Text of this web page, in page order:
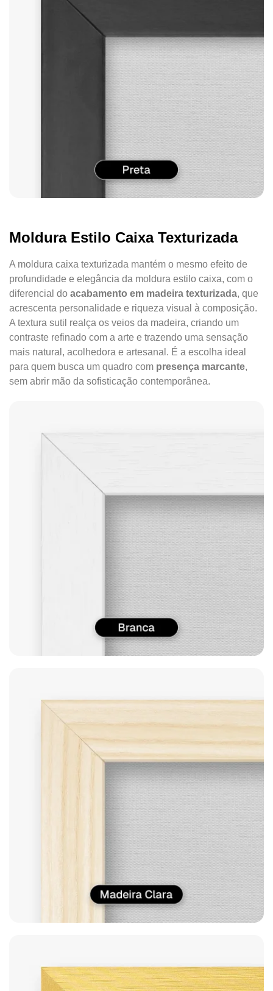
Moldura Estilo Caixa Texturizada
A moldura caixa texturizada mantém o mesmo efeito de
profundidade e elegância da moldura estilo caixa, com o
diferencial do acabamento em madeira texturizada, que
acrescenta personalidade e riqueza visual à composição.
A textura sutil realça os veios da madeira, criando um
contraste refinado com a arte e trazendo uma sensação
mais natural, acolhedora e artesanal. É a escolha ideal
para quem busca um quadro com presença marcante,
sem abrir mão da sofisticação contemporânea.